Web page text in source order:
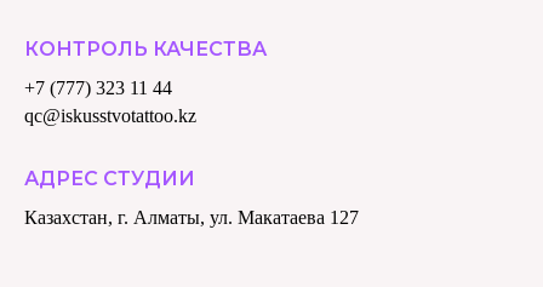
КОНТРОЛЬ КАЧЕСТВА
+7 (777) 323 11 44
qc@iskusstvotattoo.kz
АДРЕС СТУДИИ
Казахстан, г. Алматы, ул. Макатаева 127